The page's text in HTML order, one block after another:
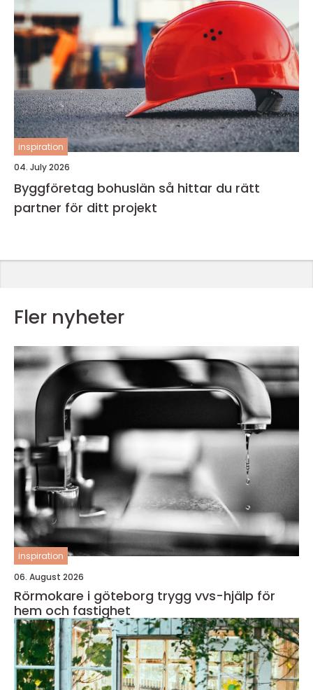
inspiration
04. July 2026
Byggföretag bohuslän så hittar du rätt
partner för ditt projekt
Fler nyheter
inspiration
06. August 2026
Rörmokare i göteborg trygg vvs-hjälp för
hem och fastighet